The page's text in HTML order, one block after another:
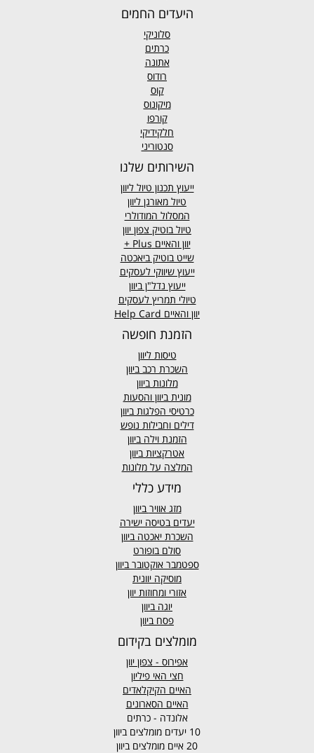
היעדים החמים
סלוניקי
כרתים
אתונה
רודוס
קוס
מיקונוס
קורפו
חלקידיקי
סנטוריני
השירותים שלנו
ייעוץ תכנון טיול ליוון
טיול מאורגן ליוון
המסלול המודולרי
טיול בוטיק צפון יוון
יוון והאיים Plus +
שייט בוטיק ביאכטה
ייעוץ שיווקי לעסקים
ייעוץ נדל"ן ביוון
טיולי תמריץ לעסקים
יוון והאיים Help Card
הזמנת חופשה
טיסות ליוון
השכרת רכב ביוון
מלונות ביוון
מונית ביוון והסעות
כרטיסי הפלגות ביוון
דילים וחבילות נופש
הזמנת וילה ביוון
אטרקציות ביוון
המלצה על מלונות
מידע כללי
מזג אוויר ביוון
יעדים בטיסה ישירה
השכרת יאכטה ביוון
סולם בופורט
ספטמבר אוקטובר ביוון
מוסיקה יוונית
אזורי ומחוזות יוון
יוגה ביוון
פסח ביוון
מומלצים בקידום
אפירוס - צפון יוון
חצי האי פיליון
האיים הקיקלאדים
האיים הסארונים
אלונדה - כרתים
10 יעדים מומלצים ביוון
20 איים מומלצים ביוון